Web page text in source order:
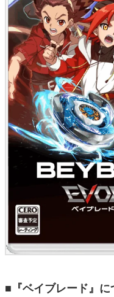
■『ベイブレード』に